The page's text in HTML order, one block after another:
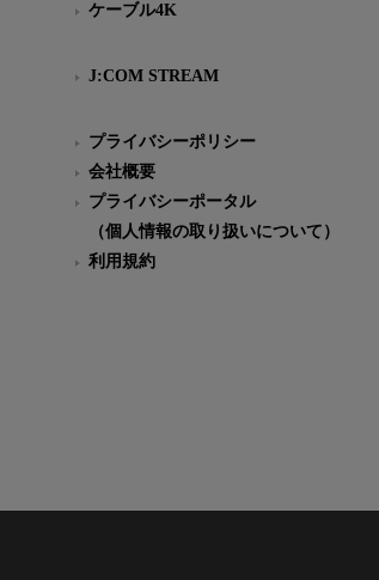
ケーブル4K
J:COM STREAM
プライバシーポリシー
会社概要
プライバシーポータル
（個人情報の取り扱いについて）
利用規約